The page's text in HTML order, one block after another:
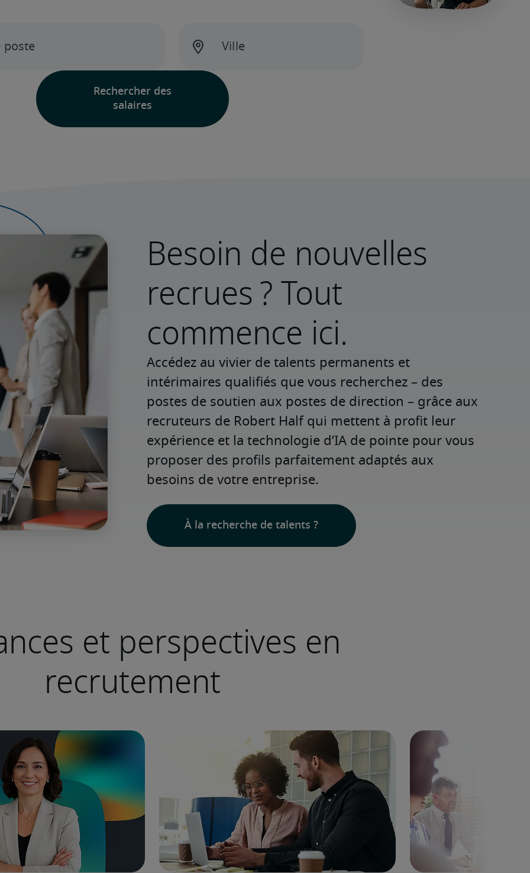
Besoin de nouvelles
recrues ? Tout
commence ici.
Accédez au vivier de talents permanents et
intérimaires qualifiés que vous recherchez – des
postes de soutien aux postes de direction – grâce aux
recruteurs de Robert Half qui mettent à profit leur
expérience et la technologie d’IA de pointe pour vous
proposer des profils parfaitement adaptés aux
besoins de votre entreprise.
À la recherche de talents ?
et perspectives en
recrutement